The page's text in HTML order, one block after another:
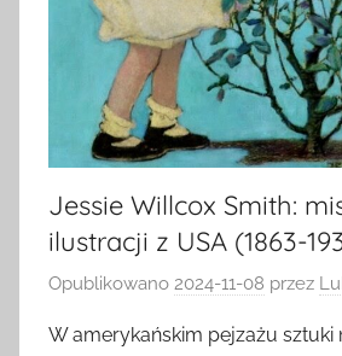
Jessie Willcox Smith:
ilustracji z USA (1863-
Opublikowano 2024-11-08 przez
W amerykańskim pejzażu sztuki